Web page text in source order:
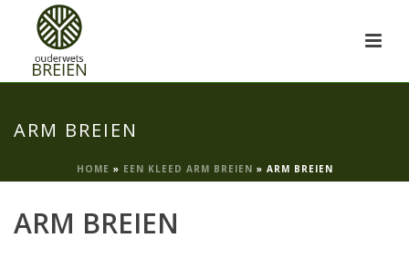
ARM BREIEN
HOME » EEN KLEED ARM BREIEN » ARM BREIEN
ARM BREIEN